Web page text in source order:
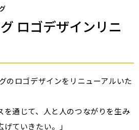
ロゴデザインリニ
のロゴデザインをリニューアルいた
を通じて、人と人のつながりを生み
ていきたい。」